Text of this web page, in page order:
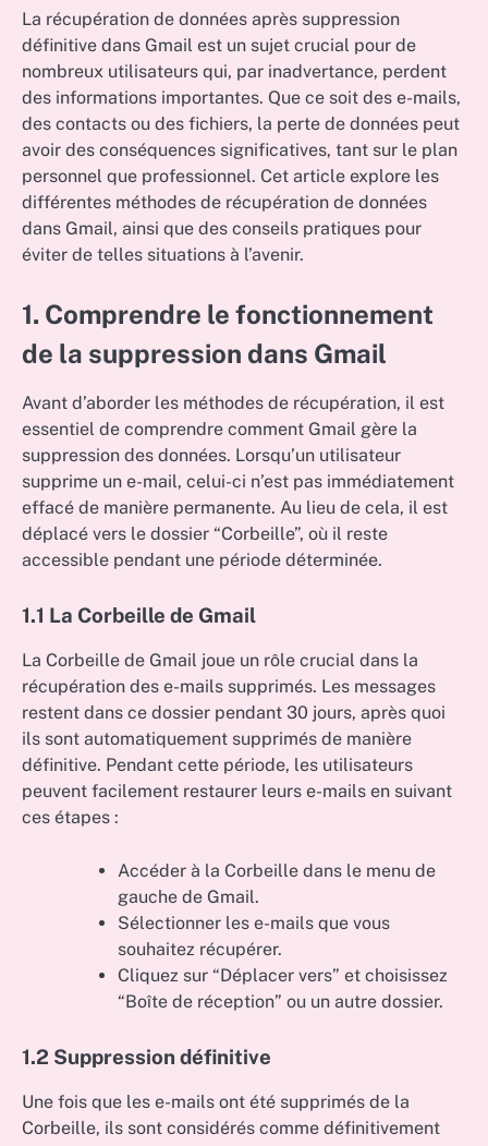
La récupération de données après suppression
définitive dans Gmail est un sujet crucial pour de
nombreux utilisateurs qui, par inadvertance, perdent
des informations importantes. Que ce soit des e-mails,
des contacts ou des fichiers, la perte de données peut
avoir des conséquences significatives, tant sur le plan
personnel que professionnel. Cet article explore les
différentes méthodes de récupération de données
dans Gmail, ainsi que des conseils pratiques pour
éviter de telles situations à l’avenir.
1. Comprendre le fonctionnement
de la suppression dans Gmail
Avant d’aborder les méthodes de récupération, il est
essentiel de comprendre comment Gmail gère la
suppression des données. Lorsqu’un utilisateur
supprime un e-mail, celui-ci n’est pas immédiatement
effacé de manière permanente. Au lieu de cela, il est
déplacé vers le dossier “Corbeille”, où il reste
accessible pendant une période déterminée.
1.1 La Corbeille de Gmail
La Corbeille de Gmail joue un rôle crucial dans la
récupération des e-mails supprimés. Les messages
restent dans ce dossier pendant 30 jours, après quoi
ils sont automatiquement supprimés de manière
définitive. Pendant cette période, les utilisateurs
peuvent facilement restaurer leurs e-mails en suivant
ces étapes :
Accéder à la Corbeille dans le menu de
gauche de Gmail.
Sélectionner les e-mails que vous
souhaitez récupérer.
Cliquez sur “Déplacer vers” et choisissez
“Boîte de réception” ou un autre dossier.
1.2 Suppression définitive
Une fois que les e-mails ont été supprimés de la
Corbeille, ils sont considérés comme définitivement